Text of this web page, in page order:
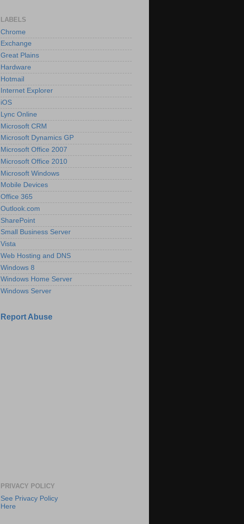
LABELS
Chrome
Exchange
Great Plains
Hardware
Hotmail
Internet Explorer
iOS
Lync Online
Microsoft CRM
Microsoft Dynamics GP
Microsoft Office 2007
Microsoft Office 2010
Microsoft Windows
Mobile Devices
Office 365
Outlook.com
SharePoint
Small Business Server
Vista
Web Hosting and DNS
Windows 8
Windows Home Server
Windows Server
Report Abuse
PRIVACY POLICY
See Privacy Policy
Here